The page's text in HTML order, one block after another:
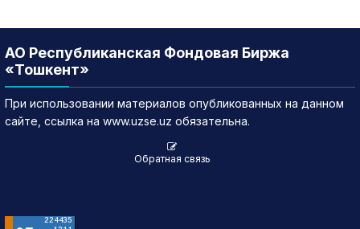
АО Республиканская Фондовая Биржа
«Тошкент»
При использовании материалов опубликованных на данном
сайте, ссылка на www.uzse.uz обязательна.
Обратная связь